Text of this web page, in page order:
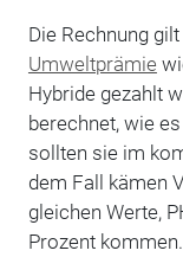
Die Rechnung
Umweltprämie
Hybride gezahlt
berechnet, wie
sollten sie im
dem Fall kämen
gleichen Werte,
Prozent